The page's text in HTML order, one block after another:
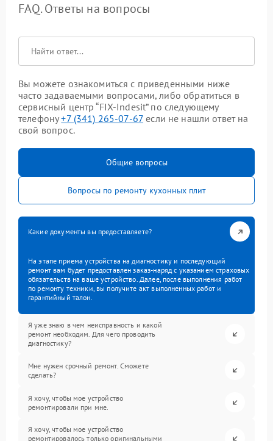
FAQ. Ответы на вопросы
Вы можете ознакомиться с приведенными ниже
часто задаваемыми вопросами, либо обратиться в
сервисный центр “FIX-Indesit” по следующему
телефону+7 (341) 265-07-67 если не нашли ответ на
свой вопрос.
Общие вопросы
Вопросы по ремонту кухонных плит
Какие документы вы предоставляете?
На этапе приема устройства на диагностику и последующий
ремонт вам будет предоставлен заказ-наряд с указанием страховых
обязательств на ваше устройство. Далее, после выполнения работ
по ремонту техники, вы получите акт выполненных работ и
гарантийный талон.
Я уже знаю в чем неисправность и какой
ремонт необходим. Для чего проводить
диагностику?
Мне нужен срочный ремонт. Сможете
сделать?
Я хочу, чтобы мое устройство
ремонтировали при мне.
Я хочу, чтобы мое устройство
ремонтировалось только оригинальными